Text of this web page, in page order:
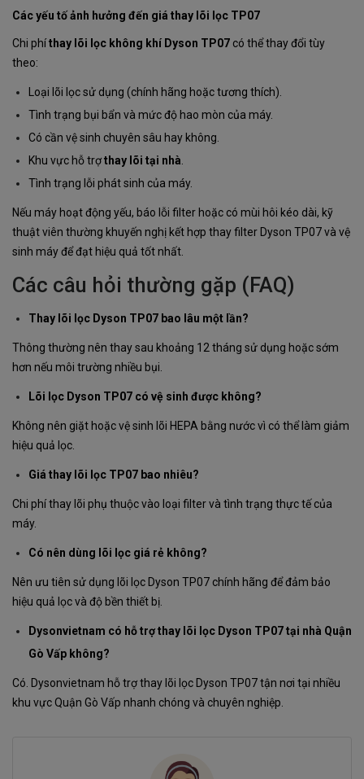
Các yếu tố ảnh hưởng đến giá thay lõi lọc TP07
Chi phíthay lõi lọc không khí Dyson TP07 có thể thay đổi tùy
theo:
Loại lõi lọc sử dụng (chính hãng hoặc tương thích).
Tình trạng bụi bẩn và mức độ hao mòn của máy.
Có cần vệ sinh chuyên sâu hay không.
Khu vực hỗ trợthay lõi tại nhà
Tình trạng lỗi phát sinh của máy.
Nếu máy hoạt động yếu, báo lỗi filter hoặc có mùi hôi kéo dài, kỹ
thuật viên thường khuyến nghị kết hợp thay filter Dyson TP07 và vệ
sinh máy để đạt hiệu quả tốt nhất.
Các câu hỏi thường gặp (FAQ)
Thay lõi lọc Dyson TP07 bao lâu một lần?
Thông thường nên thay sau khoảng 12 tháng sử dụng hoặc sớm
hơn nếu môi trường nhiều bụi.
Lõi lọc Dyson TP07 có vệ sinh được không?
Không nên giặt hoặc vệ sinh lõi HEPA bằng nước vì có thể làm giảm
hiệu quả lọc.
Giá thay lõi lọc TP07 bao nhiêu?
Chi phí thay lõi phụ thuộc vào loại filter và tình trạng thực tế của
máy.
Có nên dùng lõi lọc giá rẻ không?
Nên ưu tiên sử dụng lõi lọc Dyson TP07 chính hãng để đảm bảo
hiệu quả lọc và độ bền thiết bị.
Dysonvietnam có hỗ trợ thay lõi lọc Dyson TP07 tại nhà Quận
Gò Vấp không?
Có. Dysonvietnam hỗ trợ thay lõi lọc Dyson TP07 tận nơi tại nhiều
khu vực Quận Gò Vấp nhanh chóng và chuyên nghiệp.